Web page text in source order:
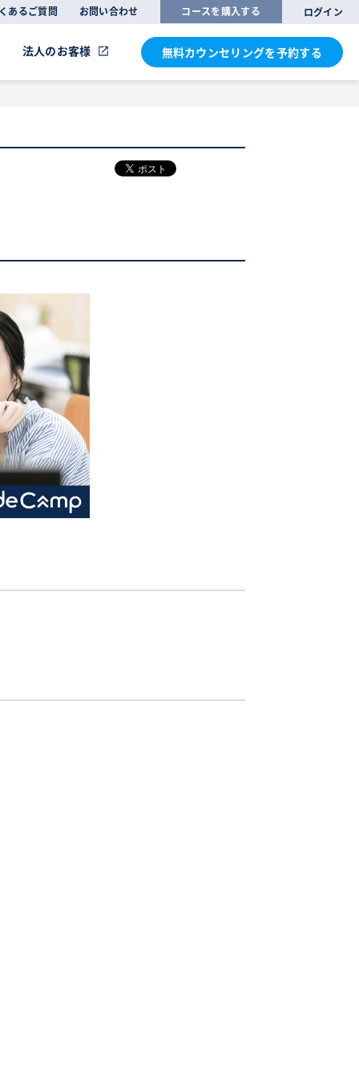
あるご質問 お問い合わせ コースを購入する ログイン
法人のお客様 無料カウンセリングを予約する